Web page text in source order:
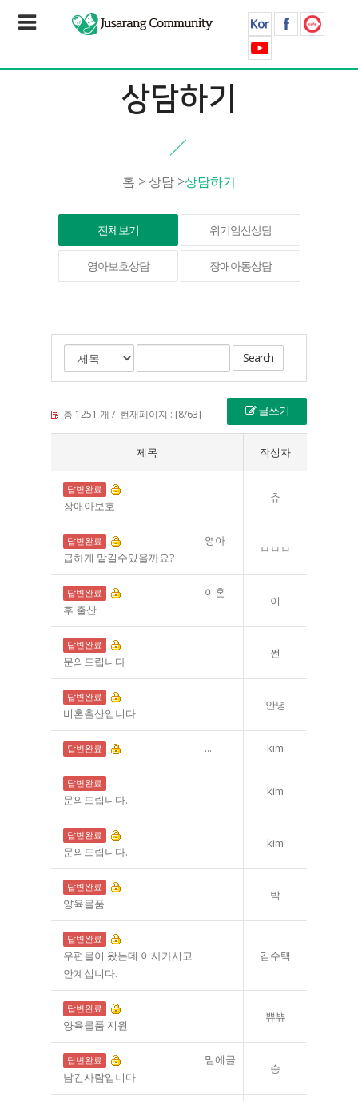
상담하기
홈 > 상담 >상담하기
전체보기 위기임신상담
영아보호상담 장애아동상담
총 1251 개 / 현재페이지 : [8/63] 글쓰기
제목 작성자
답변완료
장애아보호
츄
답변완료
영아
급하게 맡길수있을까요?
ㅁㅁㅁ
답변완료
이혼
후 출산
이
답변완료
문의드립니다
썬
답변완료
비혼출산입니다
안녕
답변완료 ... kim
답변완료
문의드립니다..
kim
답변완료
문의드립니다.
kim
답변완료
양육물품
박
답변완료
우편물이 왔는데 이사가시고
안계십니다.
김수택
답변완료
양육물품 지원
쀼쀼
답변완료
밑에글
남긴사람입니다.
승